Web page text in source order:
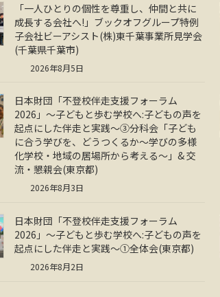
「一人ひとりの個性を尊重し、仲間と共に
成長する会社へ!」ブックオフグループ特例
子会社ビーアシスト(株)東千葉事業所見学会
(千葉県千葉市)
2026年8月5日
日本財団「不登校伴走支援フォーラム
2026」～子どもと歩む学校へ:子どもの声を
起点にした伴走と実践～③分科会「子ども
に合う学びを、どうつくるか～学びの多様
化学校・地域の居場所から考える～」& 交
流・懇親会(東京都)
2026年8月3日
日本財団「不登校伴走支援フォーラム
2026」～子どもと歩む学校へ:子どもの声を
起点にした伴走と実践～①全体会(東京都)
2026年8月2日